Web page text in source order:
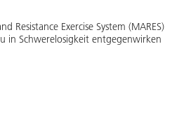
Resistance Exercise System (MARES)
in Schwerelosigkeit entgegenwirken